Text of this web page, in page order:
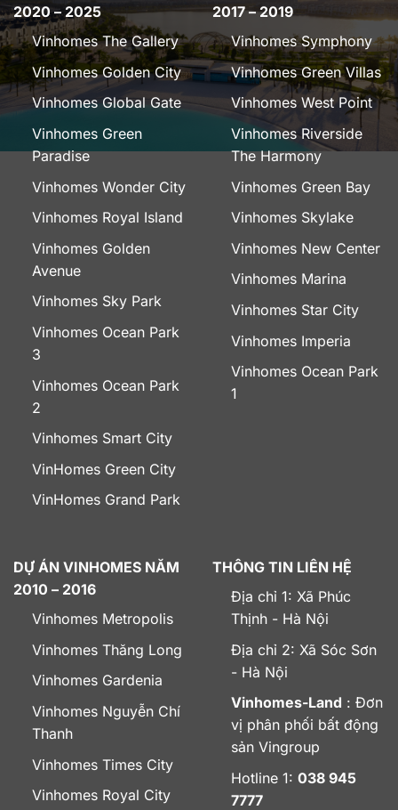
2020 – 2025
Vinhomes The Gallery
Vinhomes Golden City
Vinhomes Global Gate
Vinhomes Green
Paradise
Vinhomes Wonder City
Vinhomes Royal Island
Vinhomes Golden
Avenue
Vinhomes Sky Park
Vinhomes Ocean Park
3
Vinhomes Ocean Park
2
Vinhomes Smart City
VinHomes Green City
VinHomes Grand Park
2017 – 2019
Vinhomes Symphony
Vinhomes Green Villas
Vinhomes West Point
Vinhomes Riverside
The Harmony
Vinhomes Green Bay
Vinhomes Skylake
Vinhomes New Center
Vinhomes Marina
Vinhomes Star City
Vinhomes Imperia
Vinhomes Ocean Park
1
DỰ ÁN VINHOMES NĂM
2010 – 2016
Vinhomes Metropolis
Vinhomes Thăng Long
Vinhomes Gardenia
Vinhomes Nguyễn Chí
Thanh
Vinhomes Times City
Vinhomes Royal City
THÔNG TIN LIÊN HỆ
Địa chỉ 1: Xã Phúc
Thịnh - Hà Nội
Địa chỉ 2: Xã Sóc Sơn
- Hà Nội
Vinhomes-Land : Đơn
vị phân phối bất động
sản Vingroup
Hotline 1: 038 945
7777